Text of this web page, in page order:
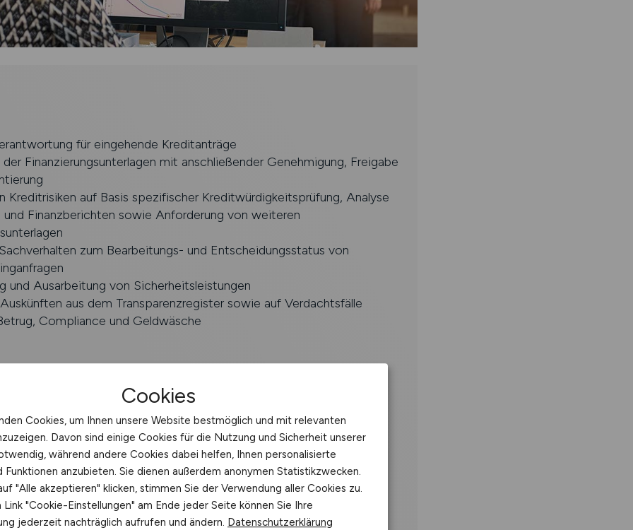
für eingehende Kreditanträge
Finanzierungsunterlagen mit anschließender Genehmigung, Freigabe
Kreditrisiken auf Basis spezifischer Kreditwürdigkeitsprüfung, Analyse
und Finanzberichten sowie Anforderung von weiteren
zum Bearbeitungs- und Entscheidungsstatus von
und Ausarbeitung von Sicherheitsleistungen
aus dem Transparenzregister sowie auf Verdachtsfälle
Compliance und Geldwäsche
Ausbildung, gerne fachspezifische Zusatzausbildung wie z.B.
Bankkaufmann/Bankkauffrau
im Kreditentscheidungsprozess für Firmenkunden einer Bank bzw.
oder vergleichbar
mathematisches Verständnis und hohes Maß an
der Auswertung und Analyse von Jahresabschlüssen und
Cookies
Cookies, um Ihnen unsere Website bestmöglich und mit relevanten
Davon sind einige Cookies für die Nutzung und Sicherheit unserer
während andere Cookies dabei helfen, Ihnen personalisierte
Funktionen anzubieten. Sie dienen außerdem anonymen Statistikzwecken.
"Alle akzeptieren" klicken, stimmen Sie der Verwendung aller Cookies zu.
"Cookie-Einstellungen" am Ende jeder Seite können Sie Ihre
jederzeit nachträglich aufrufen und ändern. Datenschutzerklärung